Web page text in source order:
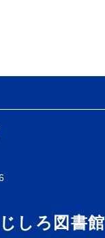
しろ図書館